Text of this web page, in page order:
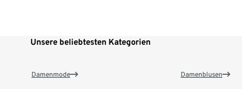
Unsere beliebtesten Kategorien
Damenmode Damenblusen